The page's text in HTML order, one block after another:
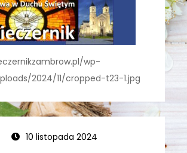
wp-
2024/11/cropped-t23-1.jpg
10 listopada 2024